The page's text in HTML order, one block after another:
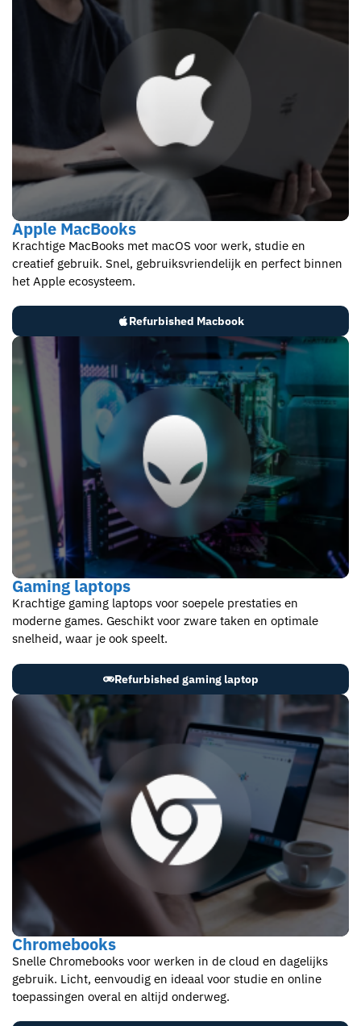
Apple MacBooks
Krachtige MacBooks met macOS voor werk, studie en
creatief gebruik. Snel, gebruiksvriendelijk en perfect binnen
het Apple ecosysteem.
Refurbished Macbook
Gaming laptops​
Krachtige gaming laptops voor soepele prestaties en
moderne games. Geschikt voor zware taken en optimale
snelheid, waar je ook speelt.
Refurbished gaming laptop
Chromebooks
Snelle Chromebooks voor werken in de cloud en dagelijks
gebruik. Licht, eenvoudig en ideaal voor studie en online
toepassingen overal en altijd onderweg.